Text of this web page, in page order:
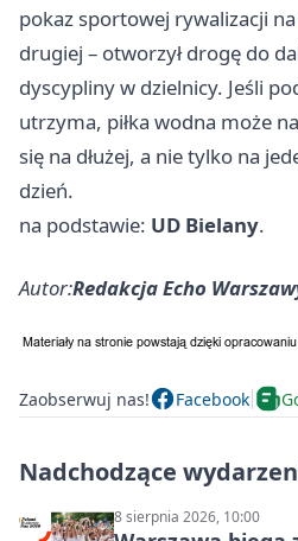
pokaz sportowej rywalizacji
drugiej – otworzył drogę do
dyscypliny w dzielnicy. Jeśli
utrzyma, piłka wodna może
się na dłużej, a nie tylko na
dzień.
na podstawie: UD Bielany.
Autor:Redakcja Echo
Zaobserwuj nas! Facebook
Nadchodzące
8 sierpnia 2026, 10:00